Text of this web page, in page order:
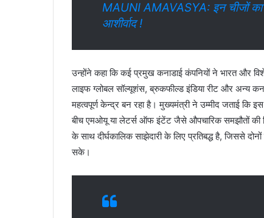
MAUNI AMAVASYA: इन चीजों का
आशीर्वाद !
उन्होंने कहा कि कई प्रमुख कनाडाई कंपनियों ने भारत और
लाइफ ग्लोबल सॉल्यूशंस, ब्रुकफील्ड इंडिया रीट और अन्य
महत्वपूर्ण केन्द्र बन रहा है। मुख्यमंत्री ने उम्मीद जताई कि
बीच एमओयू या लेटर्स ऑफ इंटेंट जैसे औपचारिक समझौतों की
के साथ दीर्घकालिक साझेदारी के लिए प्रतिबद्ध है, जिससे
सके।